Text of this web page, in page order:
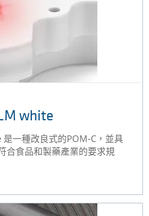
white
一種改良式的POM-C，並具
合食品和製藥產業的要求規